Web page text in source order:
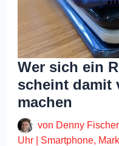
Wer sich ein
scheint damit
machen
von Denny Fischer
Uhr
Smartphone,